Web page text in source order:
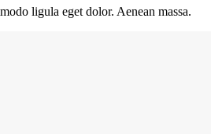
ligula eget dolor. Aenean massa.